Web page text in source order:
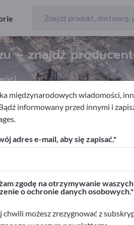
– znajdź
Zagospodarowanie krajobrazu
Exportpages!
>> zacznij tutaj
na Exportpages.
opublikuj tutaj
międzynarodowych wiadomości,
informowany przed innymi i
adres e-mail, aby się zapisać.
zgodę na otrzymywanie
o ochronie danych osobowych.
chwili możesz zrezygnować z